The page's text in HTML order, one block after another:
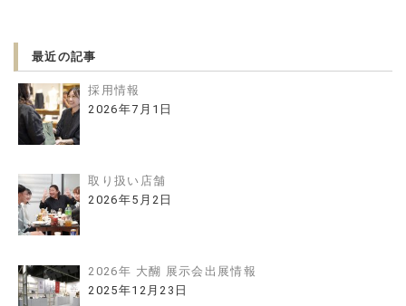
最近の記事
採用情報
2026年7月1日
取り扱い店舗
2026年5月2日
2026年 大醐 展示会出展情報
2025年12月23日